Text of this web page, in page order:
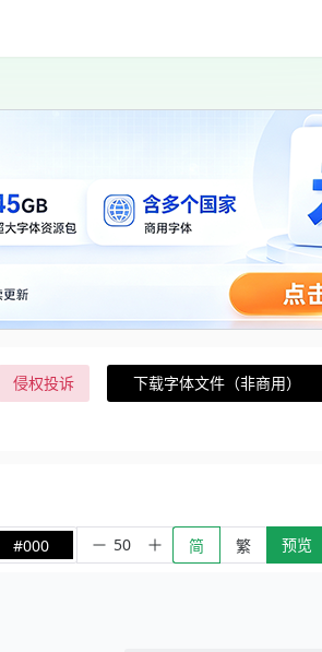
侵权投诉
下载字体文件（非商用）
#000 简 繁 预览